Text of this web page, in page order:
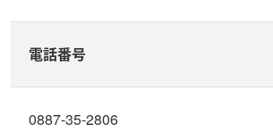
電話番号
0887-35-2806